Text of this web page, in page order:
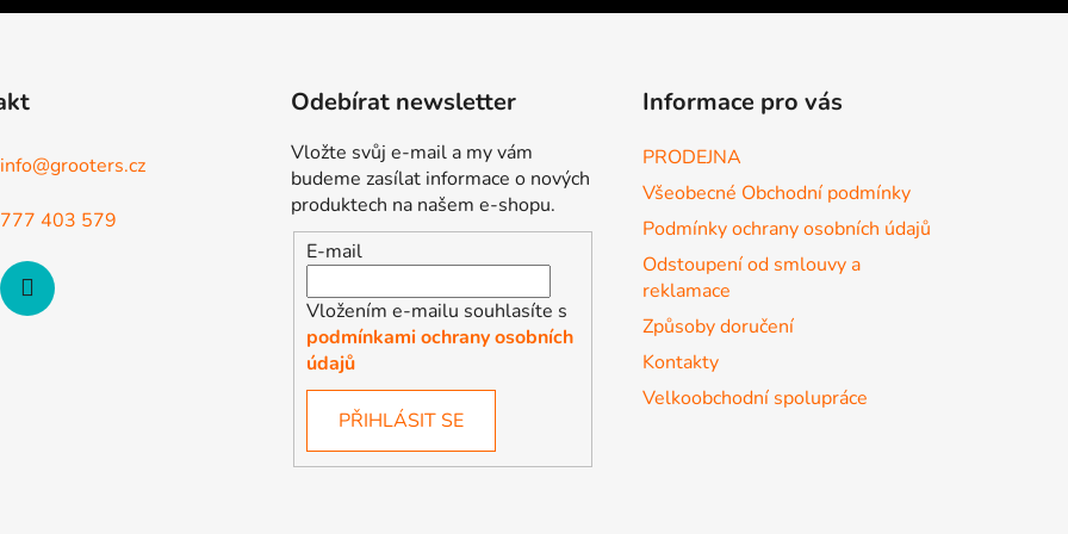
info@grooters.cz
777 403 579
Odebírat newsletter
Vložte svůj e-mail a my vám
budeme zasílat informace o nových
produktech na našem e-shopu.
E-mail
Vložením e-mailu souhlasíte s
podmínkami ochrany osobních
údajů
PŘIHLÁSIT SE
Informace pro vás
PRODEJNA
Všeobecné Obchodní podmínky
Podmínky ochrany osobních údajů
Odstoupení od smlouvy a
reklamace
Způsoby doručení
Kontakty
Velkoobchodní spolupráce